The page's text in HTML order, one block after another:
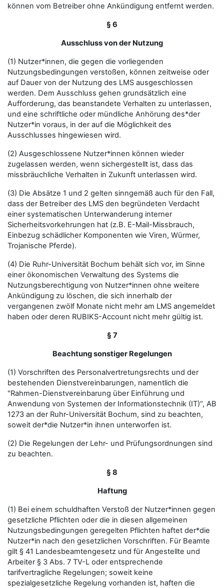
können vom Betreiber ohne Ankündigung entfernt werden.
§ 6
Ausschluss von der Nutzung
(1) Nutzer*innen, die gegen die vorliegenden
Nutzungsbedingungen verstoßen, können zeitweise oder
auf Dauer von der Nutzung des LMS ausgeschlossen
werden. Dem Ausschluss gehen grundsätzlich eine
Aufforderung, das beanstandete Verhalten zu unterlassen,
und eine schriftliche oder mündliche Anhörung des*der
Nutzer*in voraus, in der auf die Möglichkeit des
Ausschlusses hingewiesen wird.
(2) Ausgeschlossene Nutzer*innen können wieder
zugelassen werden, wenn sichergestellt ist, dass das
missbräuchliche Verhalten in Zukunft unterlassen wird.
(3) Die Absätze 1 und 2 gelten sinngemäß auch für den Fall,
dass der Betreiber des LMS den begründeten Verdacht
einer systematischen Unterwanderung interner
Sicherheitsvorkehrungen hat (z.B. E-Mail-Missbrauch,
Einbezug schädlicher Komponenten wie Viren, Würmer,
Trojanische Pferde).
(4) Die Ruhr-Universität Bochum behält sich vor, im Sinne
einer ökonomischen Verwaltung des Systems die
Nutzungsberechtigung von Nutzer*innen ohne weitere
Ankündigung zu löschen, die sich innerhalb der
vergangenen zwölf Monate nicht mehr am LMS angemeldet
haben oder deren RUBIKS-Account nicht mehr gültig ist.
§ 7
Beachtung sonstiger Regelungen
(1) Vorschriften des Personalvertretungsrechts und der
bestehenden Dienstvereinbarungen, namentlich die
"Rahmen-Dienstvereinbarung über Einführung und
Anwendung von Systemen der Informationstechnik (IT)“, AB
1273 an der Ruhr-Universität Bochum, sind zu beachten,
soweit der*die Nutzer*in ihnen unterworfen ist.
(2) Die Regelungen der Lehr- und Prüfungsordnungen sind
zu beachten.
§ 8
Haftung
(1) Bei einem schuldhaften Verstoß der Nutzer*innen gegen
gesetzliche Pflichten oder die in diesen allgemeinen
Nutzungsbedingungen geregelten Pflichten haftet der*die
Nutzer*in nach den gesetzlichen Vorschriften. Für Beamte
gilt § 41 Landesbeamtengesetz und für Angestellte und
Arbeiter § 3 Abs. 7 TV-L oder entsprechende
tarifvertragliche Regelungen; soweit keine
spezialgesetzliche Regelung vorhanden ist, haften die